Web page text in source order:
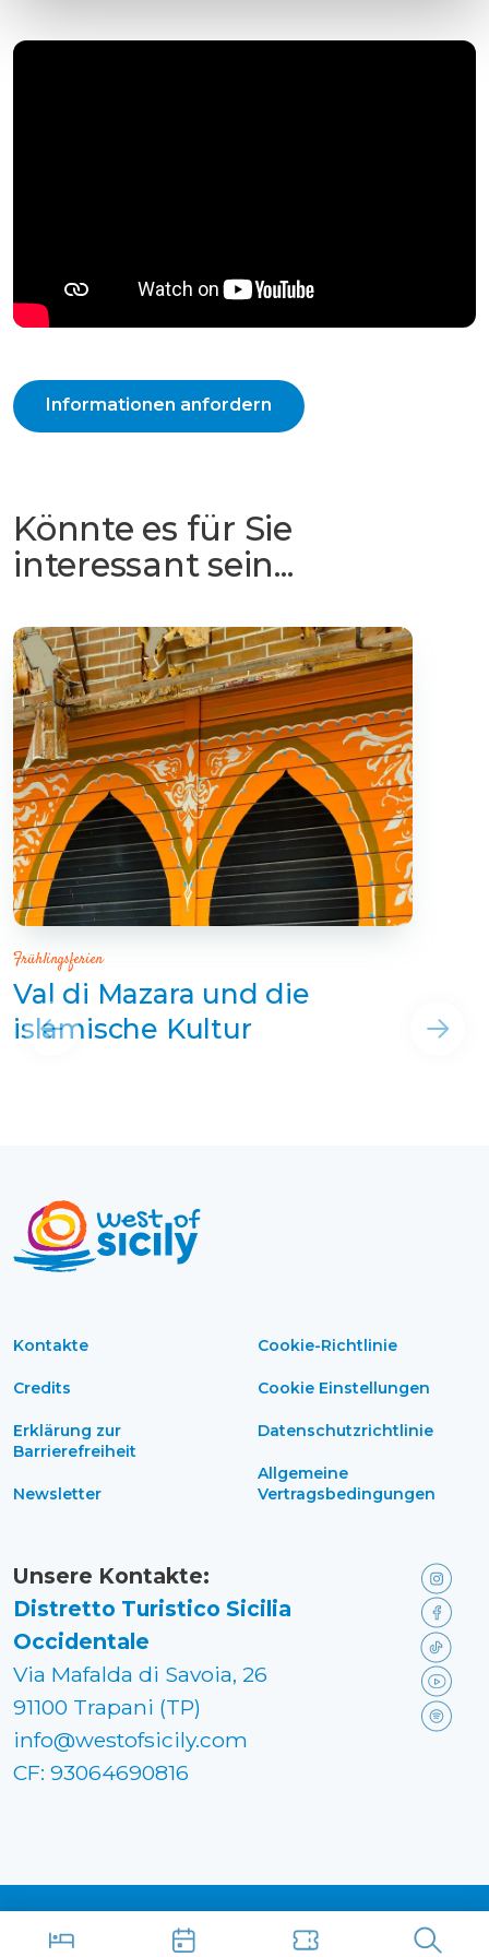
Informationen anfordern
Könnte es für Sie
interessant sein...
Frühlingsferien
Val di Mazara und die
islamische Kultur
Kontakte
Credits
Erklärung zur
Barrierefreiheit
Newsletter
Cookie-Richtlinie
Cookie Einstellungen
Datenschutzrichtlinie
Allgemeine
Vertragsbedingungen
Unsere Kontakte:
Distretto Turistico Sicilia
Occidentale
Via Mafalda di Savoia, 26
91100 Trapani (TP)
info@westofsicily.com
CF: 93064690816
Made in with passion